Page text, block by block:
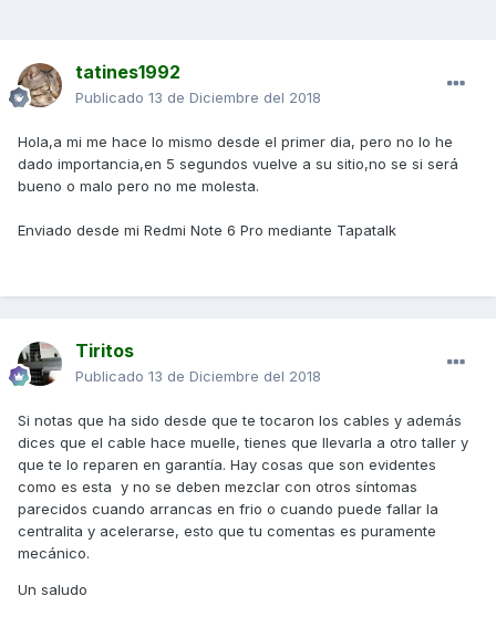
tatines1992
Publicado 13 de Diciembre del 2018
Hola,a mi me hace lo mismo desde el primer dia, pero no lo he
dado importancia,en 5 segundos vuelve a su sitio,no se si será
bueno o malo pero no me molesta.
Enviado desde mi Redmi Note 6 Pro mediante Tapatalk
Tiritos
Publicado 13 de Diciembre del 2018
Si notas que ha sido desde que te tocaron los cables y además
dices que el cable hace muelle, tienes que llevarla a otro taller y
que te lo reparen en garantía. Hay cosas que son evidentes
como es esta y no se deben mezclar con otros síntomas
parecidos cuando arrancas en frio o cuando puede fallar la
centralita y acelerarse, esto que tu comentas es puramente
mecánico.
Un saludo